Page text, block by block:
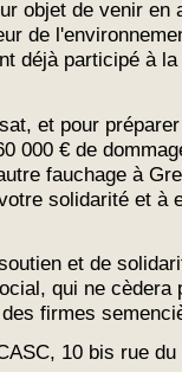
objet de venir en
de
déjà participé à
et pour
000 € de
fauchage à
solidarité et à
et de
qui ne cèdera
firmes
10 bis rue